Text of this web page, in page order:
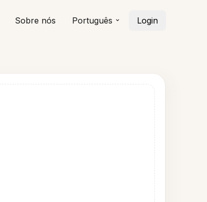
Sobre nós Português Login